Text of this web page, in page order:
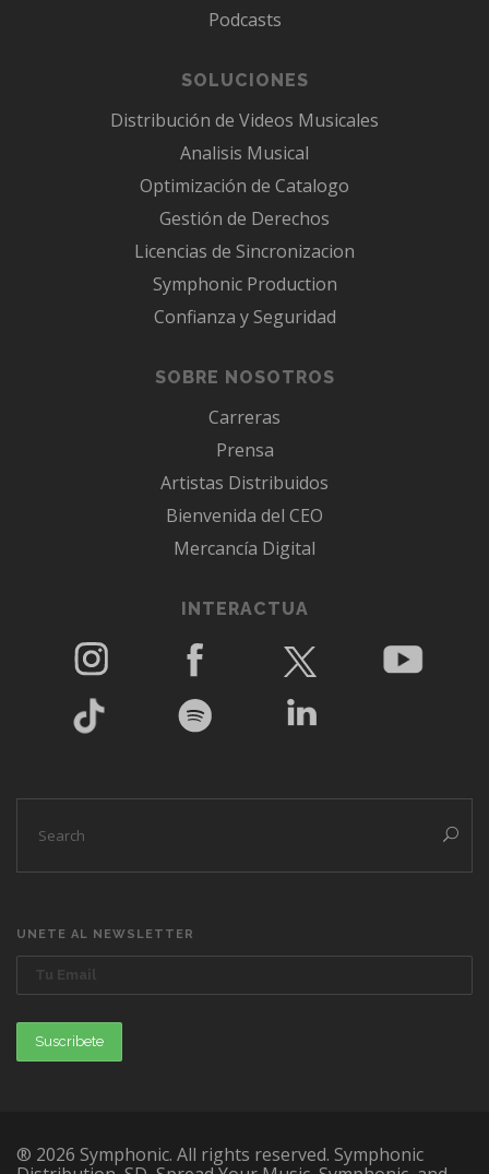
Podcasts
SOLUCIONES
Distribución de Videos Musicales
Analisis Musical
Optimización de Catalogo
Gestión de Derechos
Licencias de Sincronizacion
Symphonic Production
Confianza y Seguridad
SOBRE NOSOTROS
Carreras
Prensa
Artistas Distribuidos
Bienvenida del CEO
Mercancía Digital
INTERACTUA
UNETE AL NEWSLETTER
® 2026 Symphonic. All rights reserved. Symphonic